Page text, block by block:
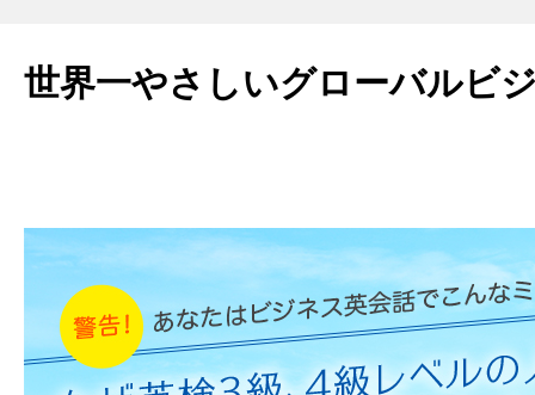
世界一やさしいグローバルビ